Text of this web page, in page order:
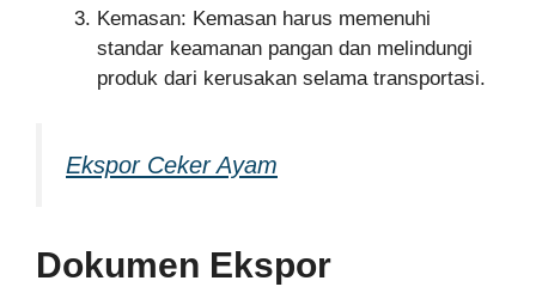
Kemasan: Kemasan harus memenuhi
standar keamanan pangan dan melindungi
produk dari kerusakan selama transportasi.
Ekspor Ceker Ayam
Dokumen Ekspor